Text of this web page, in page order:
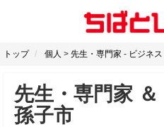
トップ 個人 > 先生・専門家 - ビジネス
先生・専門家 ＆
孫子市